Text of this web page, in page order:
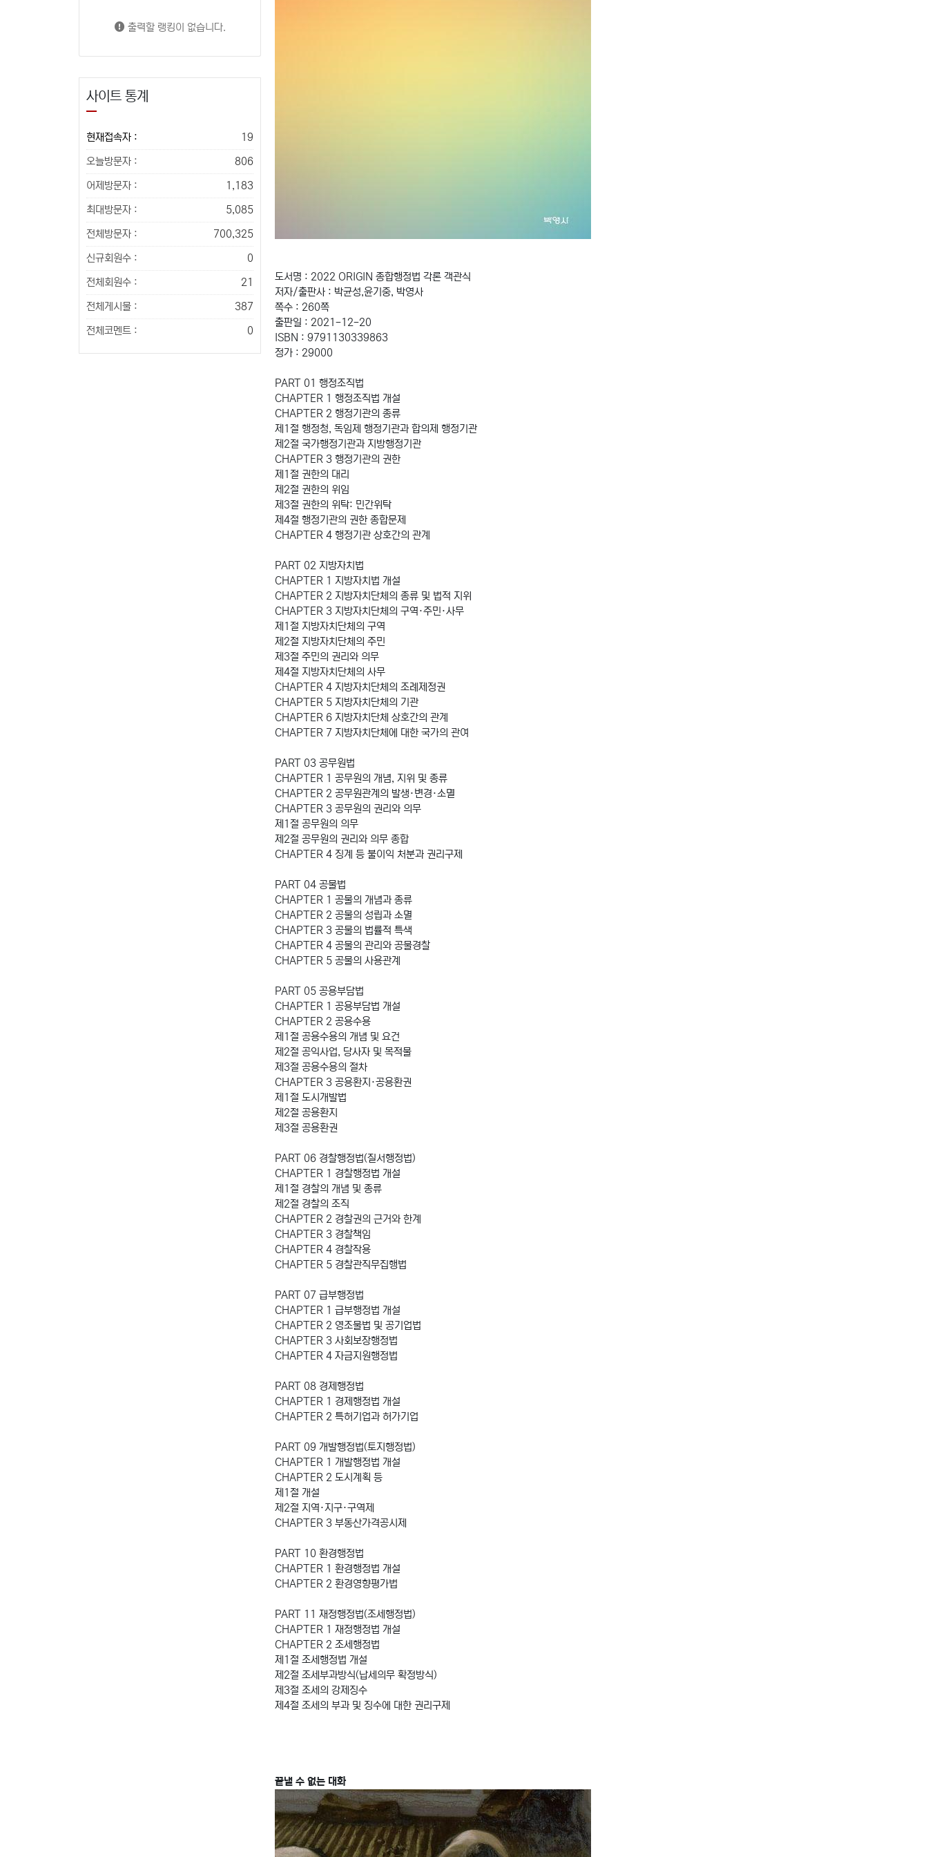
출력할 랭킹이 없습니다.
사이트 통계
현재접속자 : 19
오늘방문자 : 806
어제방문자 : 1,183
최대방문자 : 5,085
전체방문자 : 700,325
신규회원수 : 0
전체회원수 : 21
전체게시물 : 387
전체코멘트 : 0
도서명 : 2022 ORIGIN 종합행정법 각론 객관식
저자/출판사 : 박균성,윤기중, 박영사
쪽수 : 260쪽
출판일 : 2021-12-20
ISBN : 9791130339863
정가 : 29000
PART 01 행정조직법
CHAPTER 1 행정조직법 개설
CHAPTER 2 행정기관의 종류
제1절 행정청, 독임제 행정기관과 합의제 행정기관
제2절 국가행정기관과 지방행정기관
CHAPTER 3 행정기관의 권한
제1절 권한의 대리
제2절 권한의 위임
제3절 권한의 위탁: 민간위탁
제4절 행정기관의 권한 종합문제
CHAPTER 4 행정기관 상호간의 관계
PART 02 지방자치법
CHAPTER 1 지방자치법 개설
CHAPTER 2 지방자치단체의 종류 및 법적 지위
CHAPTER 3 지방자치단체의 구역·주민·사무
제1절 지방자치단체의 구역
제2절 지방자치단체의 주민
제3절 주민의 권리와 의무
제4절 지방자치단체의 사무
CHAPTER 4 지방자치단체의 조례제정권
CHAPTER 5 지방자치단체의 기관
CHAPTER 6 지방자치단체 상호간의 관계
CHAPTER 7 지방자치단체에 대한 국가의 관여
PART 03 공무원법
CHAPTER 1 공무원의 개념, 지위 및 종류
CHAPTER 2 공무원관계의 발생·변경·소멸
CHAPTER 3 공무원의 권리와 의무
제1절 공무원의 의무
제2절 공무원의 권리와 의무 종합
CHAPTER 4 징계 등 불이익 처분과 권리구제
PART 04 공물법
CHAPTER 1 공물의 개념과 종류
CHAPTER 2 공물의 성립과 소멸
CHAPTER 3 공물의 법률적 특색
CHAPTER 4 공물의 관리와 공물경찰
CHAPTER 5 공물의 사용관계
PART 05 공용부담법
CHAPTER 1 공용부담법 개설
CHAPTER 2 공용수용
제1절 공용수용의 개념 및 요건
제2절 공익사업, 당사자 및 목적물
제3절 공용수용의 절차
CHAPTER 3 공용환지·공용환권
제1절 도시개발법
제2절 공용환지
제3절 공용환권
PART 06 경찰행정법(질서행정법)
CHAPTER 1 경찰행정법 개설
제1절 경찰의 개념 및 종류
제2절 경찰의 조직
CHAPTER 2 경찰권의 근거와 한계
CHAPTER 3 경찰책임
CHAPTER 4 경찰작용
CHAPTER 5 경찰관직무집행법
PART 07 급부행정법
CHAPTER 1 급부행정법 개설
CHAPTER 2 영조물법 및 공기업법
CHAPTER 3 사회보장행정법
CHAPTER 4 자금지원행정법
PART 08 경제행정법
CHAPTER 1 경제행정법 개설
CHAPTER 2 특허기업과 허가기업
PART 09 개발행정법(토지행정법)
CHAPTER 1 개발행정법 개설
CHAPTER 2 도시계획 등
제1절 개설
제2절 지역·지구·구역제
CHAPTER 3 부동산가격공시제
PART 10 환경행정법
CHAPTER 1 환경행정법 개설
CHAPTER 2 환경영향평가법
PART 11 재정행정법(조세행정법)
CHAPTER 1 재정행정법 개설
CHAPTER 2 조세행정법
제1절 조세행정법 개설
제2절 조세부과방식(납세의무 확정방식)
제3절 조세의 강제징수
제4절 조세의 부과 및 징수에 대한 권리구제
끝낼 수 없는 대화